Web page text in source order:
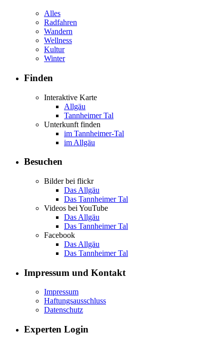
Alles
Radfahren
Wandern
Wellness
Kultur
Winter
Finden
Interaktive Karte
Allgäu
Tannheimer Tal
Unterkunft finden
im Tannheimer-Tal
im Allgäu
Besuchen
Bilder bei flickr
Das Allgäu
Das Tannheimer Tal
Videos bei YouTube
Das Allgäu
Das Tannheimer Tal
Facebook
Das Allgäu
Das Tannheimer Tal
Impressum und Kontakt
Impressum
Haftungsausschluss
Datenschutz
Experten Login